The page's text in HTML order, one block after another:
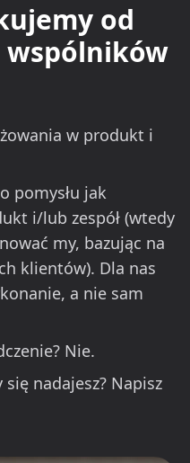
od
w produkt i
pomysłu jak
i/lub zespół (wtedy
my, bazując na
klientów). Dla nas
a nie sam
Nie.
się nadajesz? Napisz